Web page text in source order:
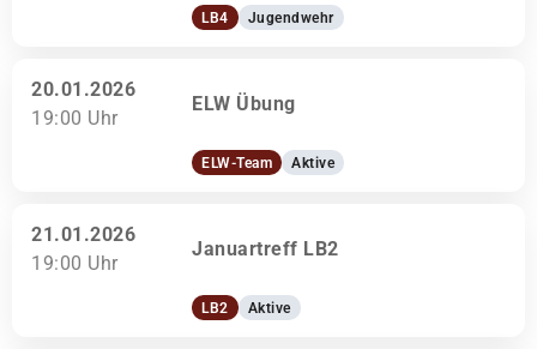
LB4 Jugendwehr
20.01.2026
19:00 Uhr
ELW Übung
ELW-Team Aktive
21.01.2026
19:00 Uhr
Januartreff LB2
LB2 Aktive